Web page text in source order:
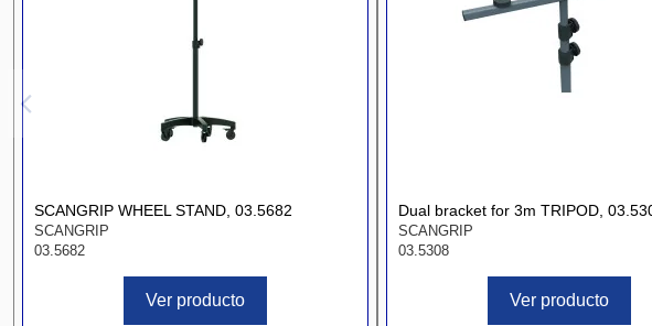
SCANGRIP WHEEL STAND, 03.5682
SCANGRIP
03.5682
Ver producto
Dual bracket for 3m TRIPOD,
SCANGRIP
03.5308
Ver producto